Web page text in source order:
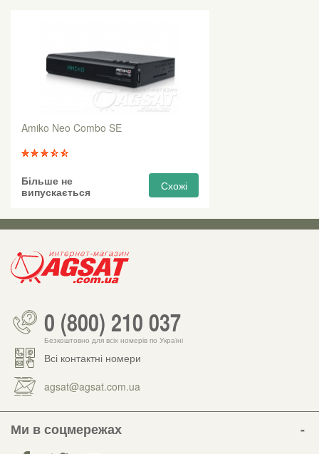
Amiko Neo Combo SE
Більше не
випускається
Схожі
0 (800) 210 037
Безкоштовно для всіх номерів по Україні
Всі контактні номери
agsat@agsat.com.ua
Ми в соцмережах